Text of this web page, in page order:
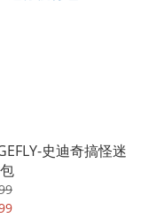
史迪奇搞怪迷